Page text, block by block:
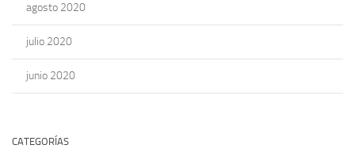
agosto 2020
julio 2020
junio 2020
CATEGORÍAS